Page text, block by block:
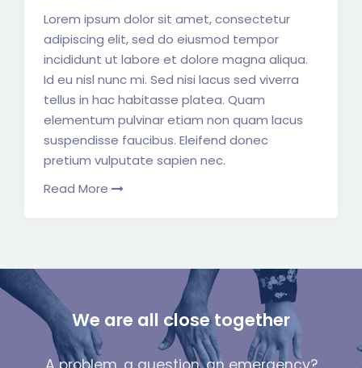
Lorem ipsum dolor sit amet, consectetur
adipiscing elit, sed do eiusmod tempor
incididunt ut labore et dolore magna aliqua.
Id eu nisl nunc mi. Sed nisi lacus sed viverra
tellus in hac habitasse platea. Quam
elementum pulvinar etiam non quam lacus
suspendisse faucibus. Eleifend donec
pretium vulputate sapien nec.
Read More
We are all close together